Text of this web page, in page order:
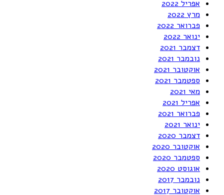
אפריל 2022
מרץ 2022
פברואר 2022
ינואר 2022
דצמבר 2021
נובמבר 2021
אוקטובר 2021
ספטמבר 2021
מאי 2021
אפריל 2021
פברואר 2021
ינואר 2021
דצמבר 2020
אוקטובר 2020
ספטמבר 2020
אוגוסט 2020
נובמבר 2017
אוקטובר 2017